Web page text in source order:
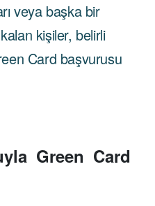
veya başka bir
kişiler, belirli
Card başvurusu
Green Card